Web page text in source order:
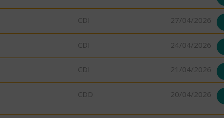
CDI 27/04/2026
CDI 24/04/2026
CDI 21/04/2026
CDD 20/04/2026